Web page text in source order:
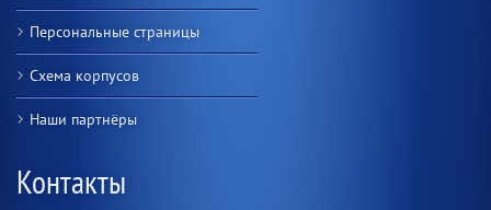
Персональные страницы
Схема корпусов
Наши партнёры
Контакты